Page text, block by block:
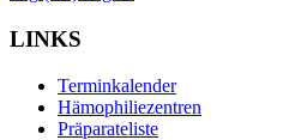
LINKS
Terminkalender
Hämophiliezentren
Präparateliste